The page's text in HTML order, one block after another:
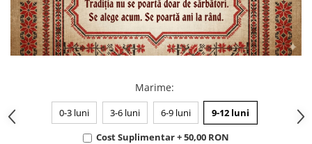
Marime:
0-3 luni 3-6 luni 6-9 luni
9-12 luni
Cost Suplimentar + 50,00 RON